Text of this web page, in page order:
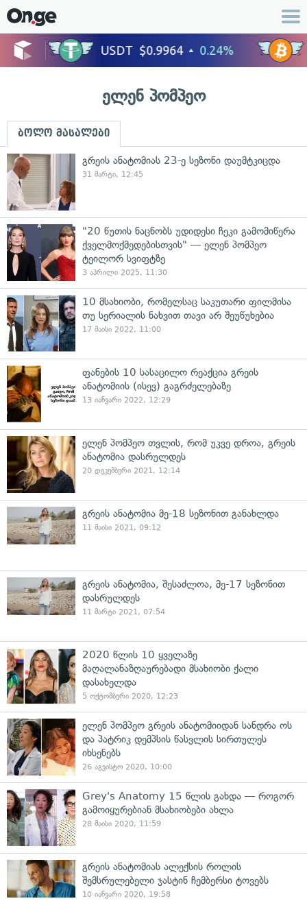
ელენ პომპეო
ბოლო მასალები
გრეის ანატომიას 23-ე სეზონი დაუმტკიცდა
31 მარტი, 12:45
"20 წუთის ნაცნობს უდიდესი ჩეკი გამომიწერა
ქველმოქმედებისთვის" — ელენ პომპეო
ტეილორ სვიფტზე
3 აპრილი 2025, 11:30
10 მსახიობი, რომელსაც საკუთარი ფილმისა
თუ სერიალის ნახვით თავი არ შეუწუხებია
17 მაისი 2022, 11:00
ფანების 10 სასაცილო რეაქცია გრეის
ანატომიის (ისევ) გაგრძელებაზე
13 იანვარი 2022, 12:29
ელენ პომპეო თვლის, რომ უკვე დროა, გრეის
ანატომია დასრულდეს
20 დეკემბერი 2021, 12:14
გრეის ანატომია მე-18 სეზონით განახლდა
11 მაისი 2021, 09:12
გრეის ანატომია, შესაძლოა, მე-17 სეზონით
დასრულდეს
11 მარტი 2021, 07:54
2020 წლის 10 ყველაზე
მაღალანაზღაურებადი მსახიობი ქალი
დასახელდა
5 ოქტომბერი 2020, 12:23
ელენ პომპეო გრეის ანატომიიდან სანდრა ოს
და პატრიკ დემპსის წასვლის სირთულეს
იხსენებს
26 აგვისტო 2020, 10:00
Grey's Anatomy 15 წლის გახდა — როგორ
გამოიყურებიან მსახიობები ახლა
28 მაისი 2020, 11:59
გრეის ანატომიას ალექსის როლის
შემსრულებელი ჯასტინ ჩემბერსი ტოვებს
10 იანვარი 2020, 19:58